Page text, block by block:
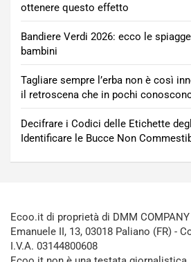
ottenere questo effetto
Bandiere Verdi 2026: ecco le
bambini
Tagliare sempre l’erba non è così
il retroscena che in pochi
Decifrare i Codici delle Etichette
Identificare le Bucce Non
Ecoo.it di proprietà di DMM
Emanuele II, 13, 03018 Paliano (FR) -
I.V.A. 03144800608